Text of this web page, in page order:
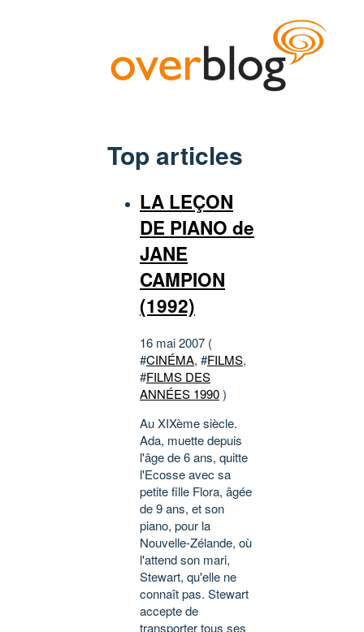
Top articles
LA LEÇON
DE PIANO de
JANE
CAMPION
(1992)
16 mai 2007 (
#CINÉMA, #FILMS,
#FILMS DES
ANNÉES 1990)
Au XIXème siècle.
Ada, muette depuis
l'âge de 6 ans, quitte
l'Ecosse avec sa
petite fille Flora, âgée
de 9 ans, et son
piano, pour la
Nouvelle-Zélande, où
l'attend son mari,
Stewart, qu'elle ne
connaît pas. Stewart
accepte de
transporter tous ses